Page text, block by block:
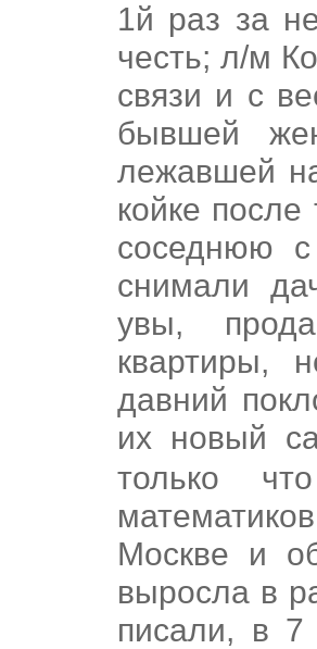
1й раз за
честь; л/м
связи и с
бывшей
лежавшей
койке
соседнюю
снимали
увы,
квартиры,
давний
их новый
только
Москве и
выросла в
писали, в